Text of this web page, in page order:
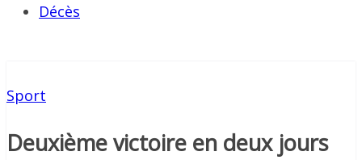
Décès
Sport
Deuxième victoire en deux jours